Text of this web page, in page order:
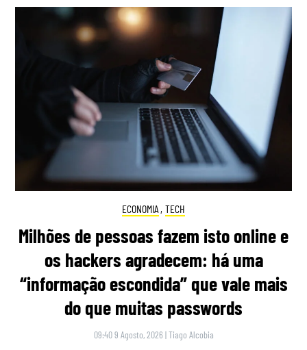
ECONOMIA , TECH
Milhões de pessoas fazem isto online e
os hackers agradecem: há uma
“informação escondida” que vale mais
do que muitas passwords
09:40 9 Agosto, 2026 |Tiago Alcobia